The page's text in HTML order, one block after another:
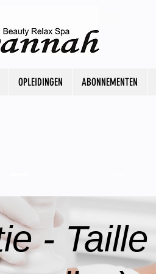
OPLEIDINGEN ABONNEMENTEN
- Taille